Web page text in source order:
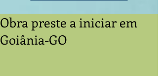
Obra preste a iniciar em
Goiânia-GO